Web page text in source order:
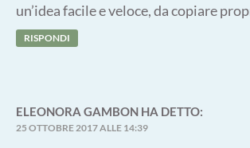
un’idea facile e veloce, da copiare
RISPONDI
ELEONORA GAMBON HA DETTO:
25 OTTOBRE 2017 ALLE 14:39